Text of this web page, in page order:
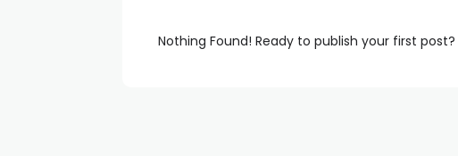
Nothing Found! Ready to publish your first post?